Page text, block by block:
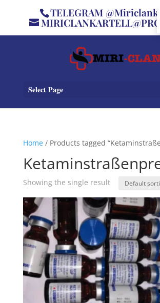
TELEGRAM
Select Page
Home/ Products tagged
Showing the single result